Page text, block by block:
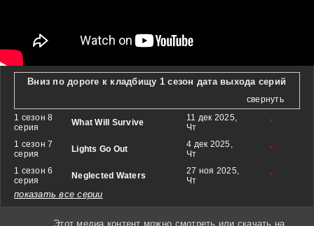
Вниз по дороге к кладбищу 1 сезон дата выхода серий
свернуть
1 сезон 8
серия
What Will Survive
11 дек 2025,
Чт
*
1 сезон 7
серия
Lights Go Out
4 дек 2025,
Чт
*
1 сезон 6
серия
Neglected Waters
27 ноя 2025,
Чт
*
показать все серии
Этот медиа контент можно смотреть или скачать на